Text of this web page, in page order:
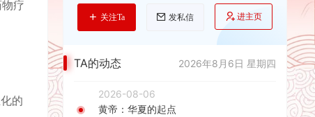
疗
的
关注Ta 发私信 进主页
TA的动态 2026年8月6日 星期四
2026-08-06
黄帝：华夏的起点